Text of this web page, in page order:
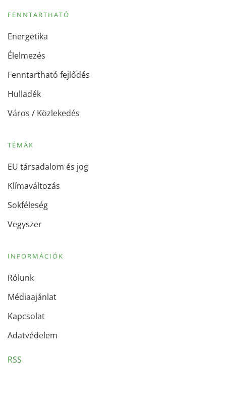
FENNTARTHATÓ
Energetika
Élelmezés
Fenntartható fejlődés
Hulladék
Város / Közlekedés
TÉMÁK
EU társadalom és jog
Klímaváltozás
Sokféleség
Vegyszer
INFORMÁCIÓK
Rólunk
Médiaajánlat
Kapcsolat
Adatvédelem
RSS